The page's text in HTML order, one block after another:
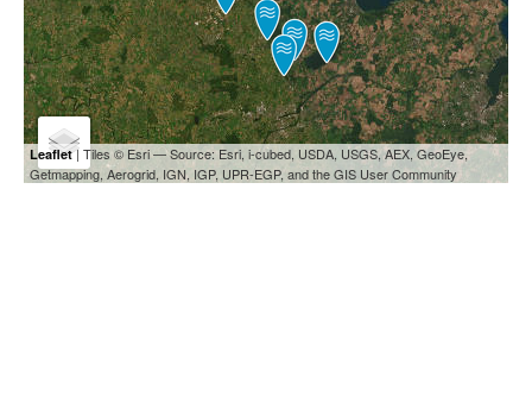
Leaflet| Tiles © Esri — Source: Esri, i-cubed, USDA, USGS, AEX, GeoEye,
Getmapping, Aerogrid, IGN, IGP, UPR-EGP, and the GIS User Community